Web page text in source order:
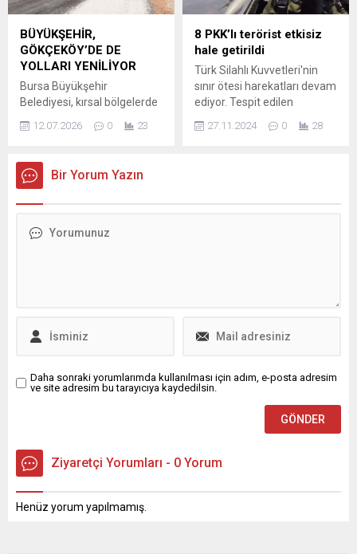
Alzheimer Gündüz Bakım
Evi (ALBAM) üyeleri için
Demirtaş Mesire Alanı’nda
piknik programı düzenlendi.
arasında bir araya gelen
ALBAM üyeleri, gün
boyunca düzenlenen...
Belediyesi’nin kültürel mirası
yaşatmak ve Anadolu’nun
hafızasında yer eden
ezgileri yeni kuşaklarla
buluşturmak amacıyla
düzenlediği “Anadolu’nun
Türkü Yolları” programı,
‘kahramanlık türküleriyle’
BÜYÜKŞEHİR,
GÖKÇEKÖY’DE DE
YOLLARI YENİLİYOR
Bursa Büyükşehir
Belediyesi, kırsal bölgelerde
ulaşımı rahatlatacak
yatırımlarına her geçen bir
kapsamda Nilüfer ilçesine
bağlı İrfaniye, Balabancık ve
yolları yeniliyor. Bursa
teyakkuza...
12.07.2026 0 23
8 PKK’lı terörist etkisiz
hale getirildi
Türk Silahlı Kuvvetleri'nin
sınır ötesi harekatları devam
ediyor. Tespit edilen
teröristler etkisiz hale
getirilmeye devam ederken
27.11.2024 0 28
Bir Yorum Yazın
Daha sonraki yorumlarımda kullanılması için adım, e-posta adresim
ve site adresim bu tarayıcıya kaydedilsin.
Ziyaretçi Yorumları - 0 Yorum
Henüz yorum yapılmamış.